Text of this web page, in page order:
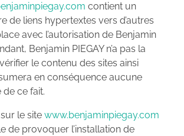
contient un
de liens hypertextes vers d’autres
avec l’autorisation de Benjamin
Benjamin PIEGAY n’a pas la
le contenu des sites ainsi
en conséquence aucune
de ce fait.
le site www.benjaminpiegay.com
de provoquer l’installation de